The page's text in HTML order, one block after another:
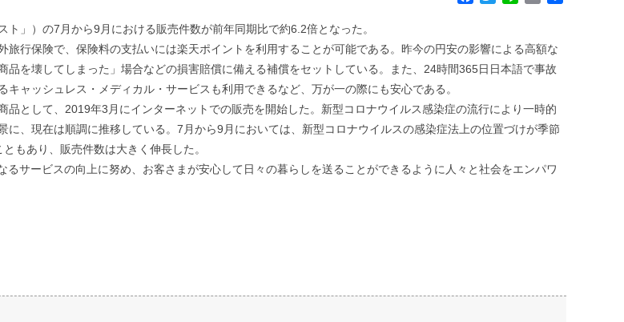
e
o
k
t
e
e
i
」）の7月から9月における販売件数が前年同期比で約6.2倍となった。
旅行保険で、保険料の支払いには楽天ポイントを利用することが可能である。昨今の円安の影響による高額な
を壊してしまった」場合などの損害賠償に備える補償をセットしている。また、24時間365日日本語で事故
ャッシュレス・メディカル・サービスも利用できるなど、万が一の際にも安心である。
品として、2019年3月にインターネットでの販売を開始した。新型コロナウイルス感染症の流行により一時的
、現在は順調に推移している。7月から9月においては、新型コロナウイルスの感染症法上の位置づけが季節
もあり、販売件数は大きく伸長した。
サービスの向上に努め、お客さまが安心して日々の暮らしを送ることができるように人々と社会をエンパワ